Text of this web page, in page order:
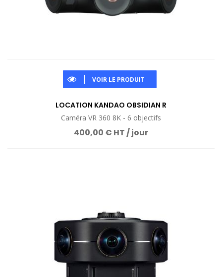
VOIR LE PRODUIT
LOCATION KANDAO OBSIDIAN R
Caméra VR 360 8K - 6 objectifs
400,00 € HT / jour